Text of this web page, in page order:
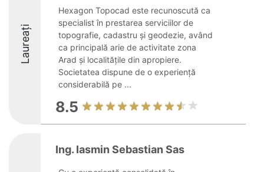
Laureați
Hexagon Topocad este recunoscută ca
specialist în prestarea serviciilor de
topografie, cadastru și geodezie, având
ca principală arie de activitate zona
Arad și localitățile din apropiere.
Societatea dispune de o experiență
considerabilă pe ...
8.5
Ing. Iasmin Sebastian Sas